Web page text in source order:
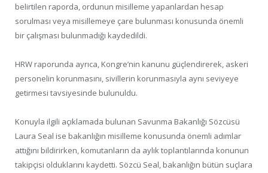
belirtilen raporda, ordunun misilleme yapanlardan hesap
sorulması veya misillemeye çare bulunması konusunda önemli
bir çalışması bulunmadığı kaydedildi.
HRW raporunda ayrıca, Kongre’nin kanunu güçlendirerek, askeri
personelin korunmasını, sivillerin korunmasıyla aynı seviyeye
getirmesi tavsiyesinde bulunuldu.
Konuyla ilgili açıklamada bulunan Savunma Bakanlığı Sözcüsü
Laura Seal ise bakanlığın misilleme konusunda önemli adımlar
attığını bildirirken, komutanların da aylık toplantılarında konunun
takipçisi olduklarını kaydetti. Sözcü Seal, bakanlığın bütün suçlara